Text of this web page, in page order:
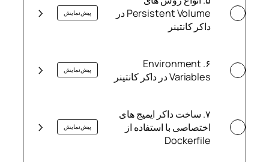
Persistent Volume در
داکر کانتینر
پیش‌نمایش
۶. Environment
Variables در داکر کانتینر
پیش‌نمایش
۷. ساخت داکر ایمیج های
اختصاصی با استفاده از
Dockerfile
پیش‌نمایش